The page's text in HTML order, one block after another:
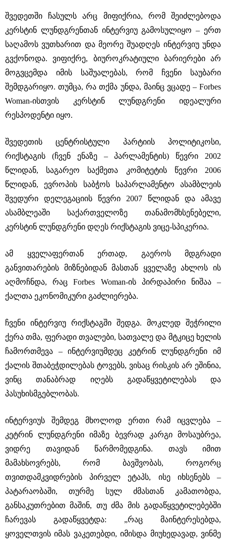
შვედეთში ჩასულს არც მიფიქრია, რომ შეიძლებოდა
კერსტინ ლუნდგრენთან ინტერვიუ გამოსულიყო ‒ ერთ
საღამოს ვუთხარით და მეორე შუადღეს ინტერვიუ უნდა
გვქონოდა. ვიფიქრე, ბიუროკრატიული ბარიერები არ
მოგვცემდა იმის საშუალებას, რომ ჩვენი საუბარი
შემდგარიყო. თუმცა, რა თქმა უნდა, მაინც ვცადე ‒ Forbes
Woman-ისთვის კერსტინ ლუნდგრენი იდეალური
რესპოდენტი იყო.
შვედეთის ცენტრისტული პარტიის პოლიტიკოსი,
რიქსტაგის (ჩვენ ენაზე ‒ პარლამენტის) წევრი 2002
წლიდან, საგარეო საქმეთა კომიტეტის წევრი 2006
წლიდან, ევროპის საბჭოს საპარლამენტო ასამბლეის
შვედური დელეგაციის წევრი 2007 წლიდან და ამავე
ასამბლეაში საქართველოზე თანამომხსენებელი,
კერსტინ ლუნდგრენი დღეს რიქსტაგის ვიცე-სპიკერია.
ამ ყველაფერთან ერთად, გაეროს მდგრადი
განვითარების მიზნებიდან მასთან ყველაზე ახლოს ის
აღმოჩნდა, რაც Forbes Woman-ის პირდაპირი ნიშაა ‒
ქალთა ეკონომიკური გაძლიერება.
ჩვენი ინტერვიუ რიქსტაგში შედგა. მოკლედ შეჭრილი
ქერა თმა, ფერადი თვალები, სათვალე და მტკიცე ხელის
ჩამორთმევა ‒ ინტერვიუმდეც კეტრინ ლუნდგრენი იმ
ქალის შთაბეჭდილებას ტოვებს, ვისაც რისკის არ ეშინია,
ვინც თანაბრად იღებს გადაწყვეტილებას და
პასუხისმგებლობას.
ინტერვიუს შემდეგ მხოლოდ ერთი რამ იცვლება ‒
კეტრინ ლუნდგრენი იმაზე ბევრად კარგი მოსაუბრეა,
ვიდრე თავიდან წარმომედგინა. თავს იმით
მამახსოვრებს, რომ ბავშვობას, როგორც
თვითდამკვიდრების პირველ ეტაპს, ისე იხსენებს ‒
პატარაობაში, თურმე სულ ძმასთან კამათობდა,
განსაკუთრებით მაშინ, თუ ძმა მის გადაწყვეტილებებში
ჩარევას გადაწყვეტდა: „რაც მაინტერესებდა,
ყოველთვის იმას ვაკეთებდი, იმისდა მიუხედავად, ვინმე